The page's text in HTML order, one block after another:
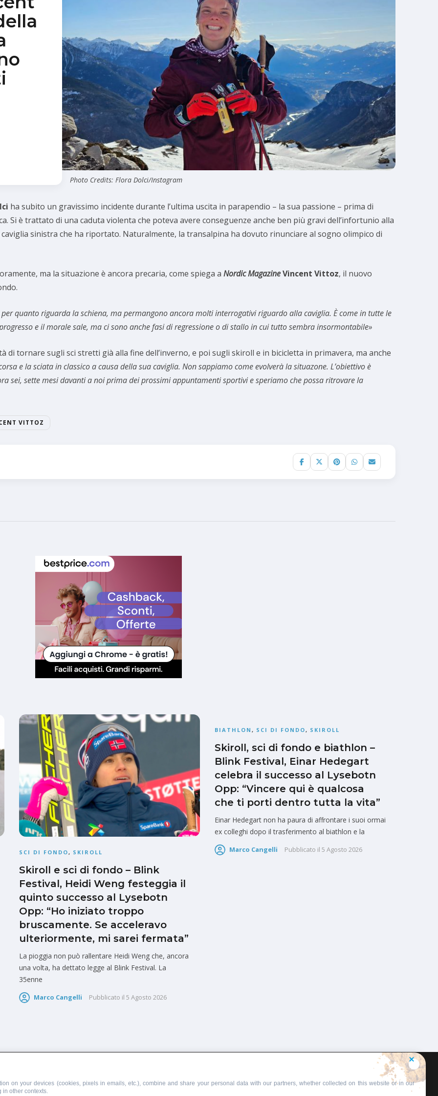
Photo Credits: Flora Dolci/Instagram
ha subito un gravissimo incidente durante l’ultima uscita in parapendio – la sua passione – prima di
Si è trattato di una caduta violenta che poteva avere conseguenze anche ben più gravi dell’infortunio alla
sinistra che ha riportato. Naturalmente, la transalpina ha dovuto rinunciare al sogno olimpico di
ma la situazione è ancora precaria, come spiega a Nordic MagazineVincent Vittoz, il nuovo
quanto riguarda la schiena, ma permangono ancora molti interrogativi riguardo alla caviglia. È come in tutte le
e il morale sale, ma ci sono anche fasi di regressione o di stallo in cui tutto sembra insormontabile»
di tornare sugli sci stretti già alla fine dell’inverno, e poi sugli skiroll e in bicicletta in primavera, ma anche
e la sciata in classico a causa della sua caviglia. Non sappiamo come evolverà la situazone. L’obiettivo è
sei, sette mesi davanti a noi prima dei prossimi appuntamenti sportivi e speriamo che possa ritrovare la
VITTOZ
SCI DI FONDO, SKIROLL
Skiroll e sci di fondo – Blink
Festival, Heidi Weng festeggia il
quinto successo al Lysebotn
Opp: “Ho iniziato troppo
bruscamente. Se acceleravo
ulteriormente, mi sarei fermata”
La pioggia non può rallentare Heidi Weng che, ancora
una volta, ha dettato legge al Blink Festival. La
35enne
Marco Cangelli Pubblicato il 5 Agosto 2026
BIATHLON , SCI DI FONDO, SKIROLL
Skiroll, sci di fondo e biathlon –
Blink Festival, Einar Hedegart
celebra il successo al Lysebotn
Opp: “Vincere qui è qualcosa
che ti porti dentro tutta la vita”
Einar Hedegart non ha paura di affrontare i suoi ormai
ex colleghi dopo il trasferimento al biathlon e la
Marco Cangelli Pubblicato il 5 Agosto 2026
PUBBLICITÀSCRIVI AL DIRETTORE
on your devices (cookies, pixels in emails, etc.), combine and share your personal data with our partners, whether collected on this website or in our
in other contexts.